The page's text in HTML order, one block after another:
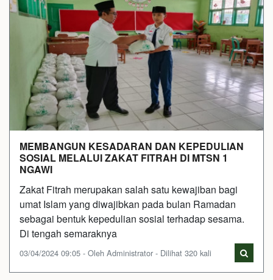
MEMBANGUN KESADARAN DAN KEPEDULIAN
SOSIAL MELALUI ZAKAT FITRAH DI MTSN 1
NGAWI
Zakat Fitrah merupakan salah satu kewajiban bagi
umat Islam yang diwajibkan pada bulan Ramadan
sebagai bentuk kepedulian sosial terhadap sesama.
Di tengah semaraknya
03/04/2024 09:05 - Oleh Administrator - Dilihat 320 kali